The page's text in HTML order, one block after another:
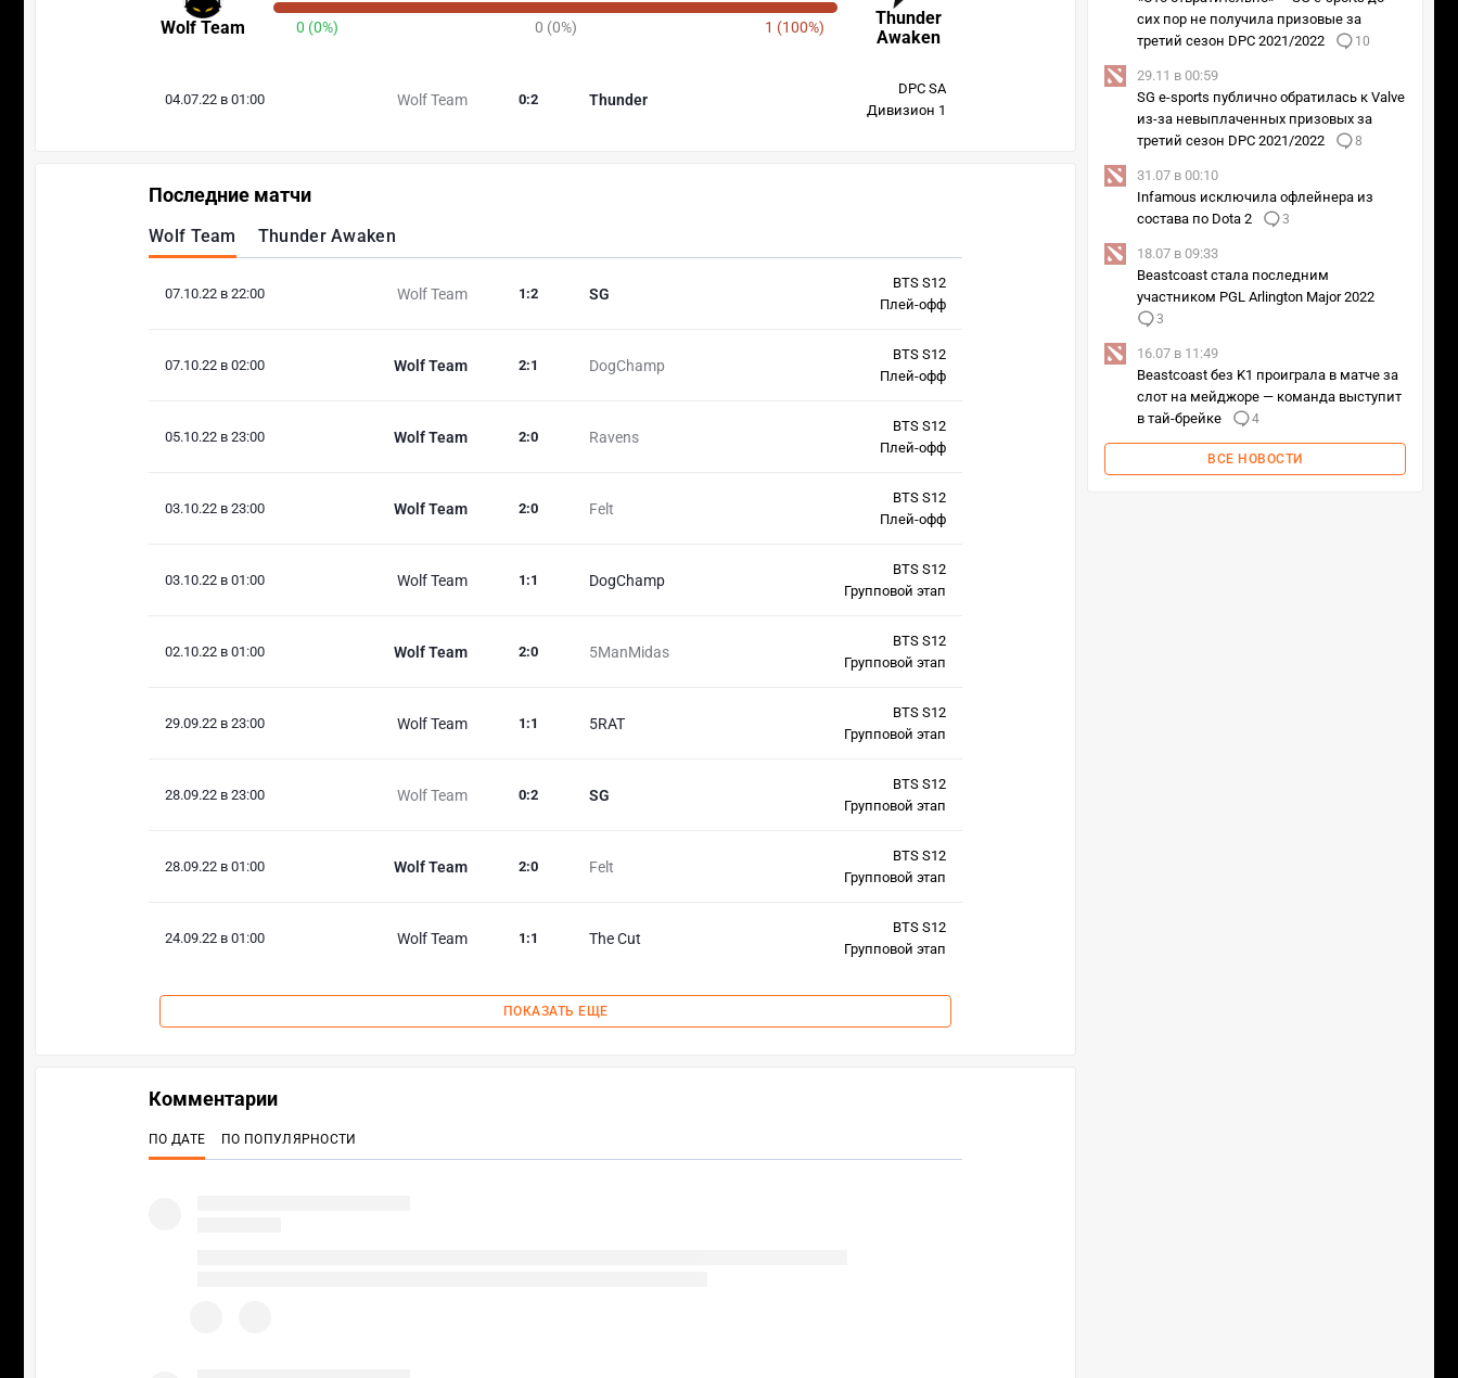
Wolf Team
Thunder
Awaken
0 (0%) 0 (0%) 1 (100%)
04.07.22 в 01:00 Wolf Team Thunder
0:2
DPC SA
Дивизион 1
Последние матчи
Wolf Team Thunder Awaken
07.10.22 в 22:00 Wolf Team SG
1 :2
BTS S12
Плей-офф
07.10.22 в 02:00 Wolf Team DogChamp
2:1
BTS S12
Плей-офф
05.10.22 в 23:00 Wolf Team Ravens
2:0
BTS S12
Плей-офф
03.10.22 в 23:00 Wolf Team Felt
2:0
BTS S12
Плей-офф
03.10.22 в 01:00 Wolf Team DogChamp
1 :1
BTS S12
Групповой этап
02.10.22 в 01:00 Wolf Team 5ManMidas
2:0
BTS S12
Групповой этап
29.09.22 в 23:00 Wolf Team 5RAT
1 :1
BTS S12
Групповой этап
28.09.22 в 23:00 Wolf Team SG
0:2
BTS S12
Групповой этап
28.09.22 в 01:00 Wolf Team Felt
2:0
BTS S12
Групповой этап
24.09.22 в 01:00 Wolf Team The Cut
1 :1
BTS S12
Групповой этап
ПОКАЗАТЬ ЕЩЕ
сих пор не получила призовые за
третий сезон DPC 2021/2022
10
29.11 в 00:59
SG e-sports публично обратилась к Valve
из-за невыплаченных призовых за
третий сезон DPC 2021/2022
8
31.07 в 00:10
Infamous исключила офлейнера из
состава по Dota 2
3
18.07 в 09:33
Beastcoast стала последним
участником PGL Arlington Major 2022
3
16.07 в 11:49
Beastcoast без K1 проиграла в матче за
слот на мейджоре — команда выступит
в тай-брейке
4
ВСЕ НОВОСТИ
Комментарии
ПО ДАТЕ ПО ПОПУЛЯРНОСТИ